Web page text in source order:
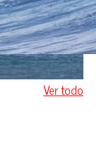
Ver todo